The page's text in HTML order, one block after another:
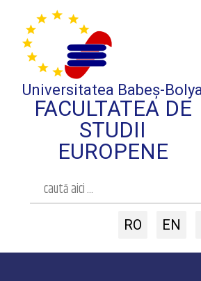
Universitatea Babeș-
FACULTATEA DE
STUDII
EUROPENE
RO EN